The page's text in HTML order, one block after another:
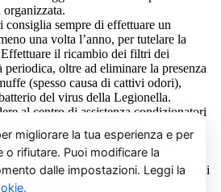
organizzata.
consiglia sempre di effettuare un
una volta l’anno, per tutelare la
il ricambio dei filtri dei
oltre ad eliminare la presenza
(spesso causa di cattivi odori),
del virus della Legionella.
al centro di assistenza condizionatori
un montaggio di un nuovo
normative in materia di risparmio
quindi essere gli obiettivi fondamentali
condizionatori.